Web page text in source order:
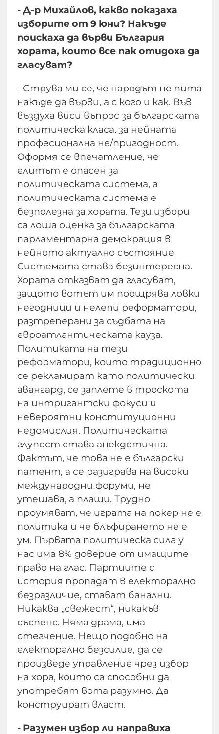
- Д-р Михайлов, какво показаха
изборите от 9 юни? Накъде
поискаха да върви България
хората, които все пак отидоха да
гласуват?
- Струва ми се, че народът не пита
накъде да върви, а с кого и как. Във
въздуха виси въпрос за българската
политическа класа, за нейната
професионална не/пригодност.
Оформя се впечатление, че
елитът е опасен за
политическата система, а
политическата система е
безполезна за хората. Тези избори
са лоша оценка за българската
парламентарна демокрация в
нейното актуално състояние.
Системата става безинтересна.
Хората отказват да гласуват,
защото вотът им поощрява ловки
негодници и нелепи реформатори,
разтреперани за съдбата на
евроатлантическата кауза.
Политиката на тези
реформатори, които традиционно
се рекламират като политически
авангард, се заплете в троскота
на интригантски фокуси и
невероятни конституционни
недомислия. Политическата
глупост става анекдотична.
Фактът, че това не е български
патент, а се разиграва на високи
международни форуми, не
утешава, а плаши. Трудно
проумяват, че играта на покер не е
политика и че блъфирането не е
ум. Първата политическа сила у
нас има 8% доверие от имащите
право на глас. Партиите с
история пропадат в електорално
безразличие, стават банални.
Никаква „свежест“, никакъв
съспенс. Няма драма, има
отегчение. Нещо подобно на
електорално безсилие, да се
произведе управление чрез избор
на хора, които са способни да
употребят вота разумно. Да
конструират власт.
- Разумен избор ли направиха